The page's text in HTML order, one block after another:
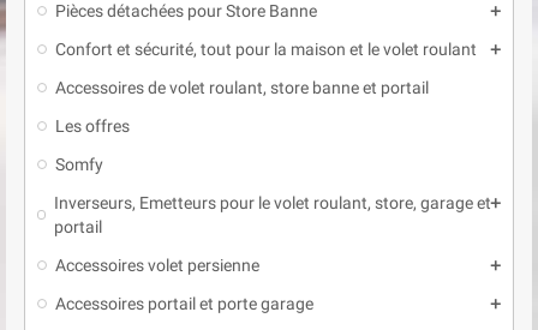
Pièces détachées pour Store Banne add
Confort et sécurité, tout pour la maison et le volet roulant add
Accessoires de volet roulant, store banne et portail
Les offres
Somfy
Inverseurs, Emetteurs pour le volet roulant, store, garage et
portail
add
Accessoires volet persienne add
Accessoires portail et porte garage add